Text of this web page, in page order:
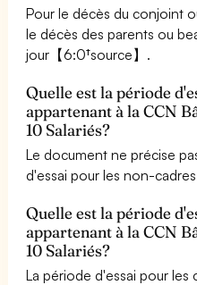
Pour le décès du conjoint
le décès des parents ou
jour【6:0†source】.
Quelle est la période
appartenant à la CCN
10 Salariés?
Le document ne précise
d'essai pour les non-
Quelle est la période
appartenant à la CCN
10 Salariés?
La période d'essai pour les